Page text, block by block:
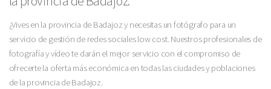
¿Vives en la provincia de Badajoz y necesitas un fotógrafo para un
servicio de gestión de redes sociales low cost. Nuestros profesionales de
fotografía y vídeo te darán el mejor servicio con el compromiso de
ofrecerte la oferta más económica en todas las ciudades y poblaciones
de la provincia de Badajoz.